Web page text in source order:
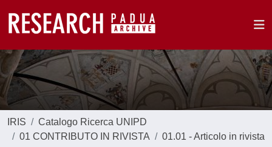
IRIS
Catalogo Ricerca UNIPD
01 CONTRIBUTO IN RIVISTA
01.01 - Articolo in rivista